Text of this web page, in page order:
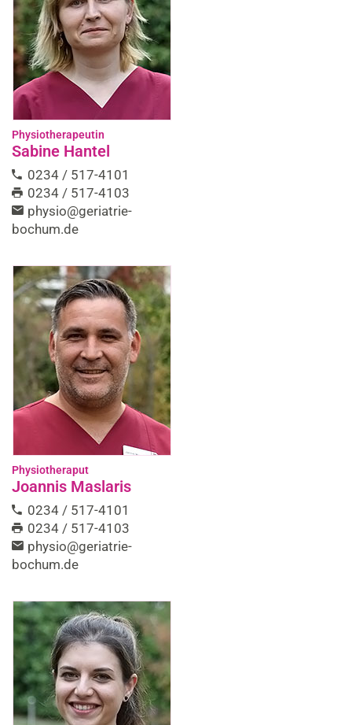
Physiotherapeutin
Sabine Hantel
0234 / 517-4101
0234 / 517-4103
physio@geriatrie-
bochum.de
Physiotheraput
Joannis Maslaris
0234 / 517-4101
0234 / 517-4103
physio@geriatrie-
bochum.de